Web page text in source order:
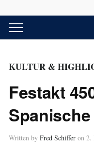
KULTUR &
Festakt
Written by Fred Schiffer on 2.